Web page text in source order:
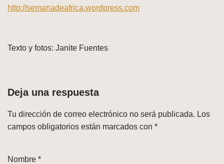
http://semanadeafrica.wordpress.com
Texto y fotos: Janite Fuentes
Deja una respuesta
Tu dirección de correo electrónico no será publicada. Los
campos obligatorios están marcados con *
Nombre *